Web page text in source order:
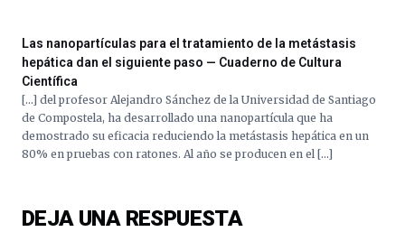
al
4
de
octubre.
La
iniciativa,
organizada
Cátedra…
Las nanopartículas para el tratamiento de la metástasis
hepática dan el siguiente paso — Cuaderno de Cultura
Científica
[…] del profesor Alejandro Sánchez de la Universidad de Santiago
de Compostela, ha desarrollado una nanopartícula que ha
demostrado su eficacia reduciendo la metástasis hepática en un
80% en pruebas con ratones. Al año se producen en el […]
DEJA UNA RESPUESTA